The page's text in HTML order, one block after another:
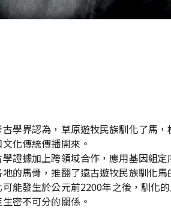
學界認為，草原遊牧民族馴化了馬
化傳統傳播開來。
證據加上跨領域合作，應用基因組
的馬骨，推翻了遠古遊牧民族馴化馬
可能發生於公元前2200年之後，馴化
密不可分的關係。